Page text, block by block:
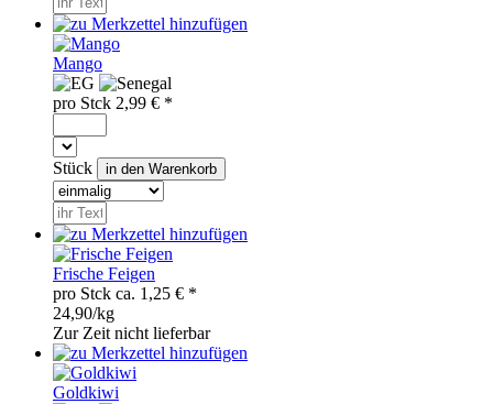
Mango
pro Stck 2,99 € *
Stück
Frische Feigen
pro Stck ca. 1,25 € *
24,90/kg
Zur Zeit nicht lieferbar
Goldkiwi